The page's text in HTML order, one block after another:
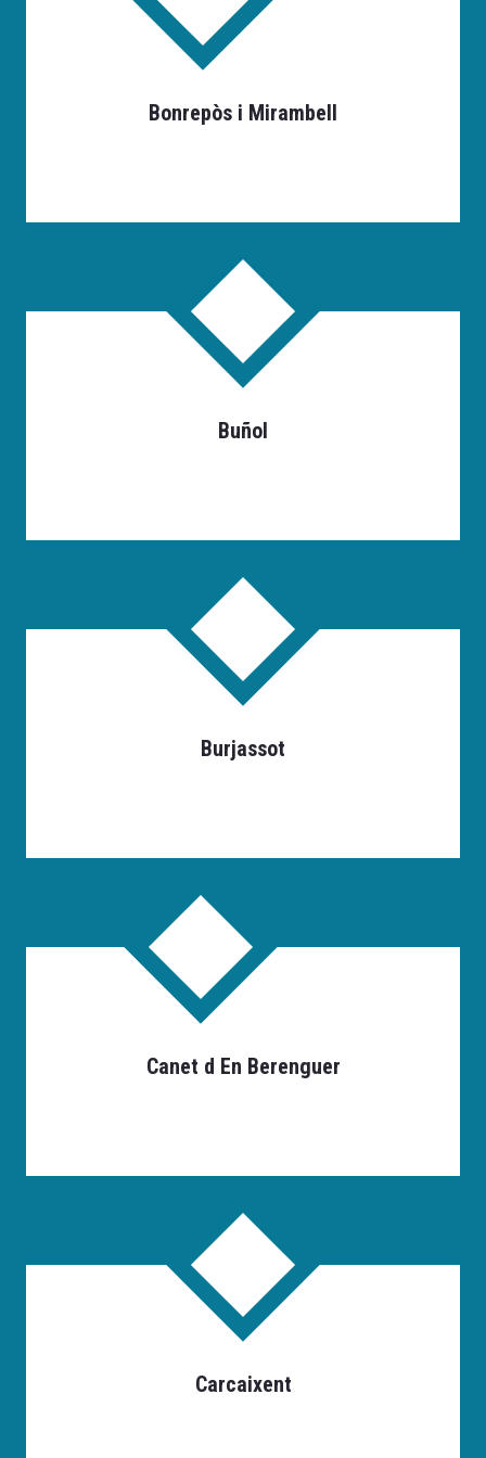
Bonrepòs i Mirambell
Buñol
Burjassot
Canet d En Berenguer
Carcaixent